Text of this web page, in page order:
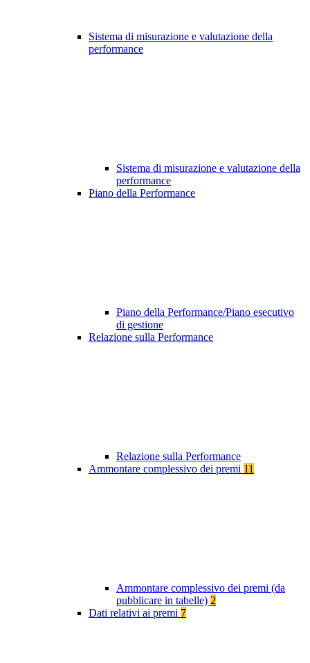
Sistema di misurazione e valutazione della
performance
Sistema di misurazione e valutazione della
performance
Piano della Performance
Piano della Performance/Piano esecutivo
di gestione
Relazione sulla Performance
Relazione sulla Performance
Ammontare complessivo dei premi 11
Ammontare complessivo dei premi (da
pubblicare in tabelle) 2
Dati relativi ai premi 7